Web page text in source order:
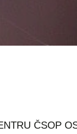
ČSOP